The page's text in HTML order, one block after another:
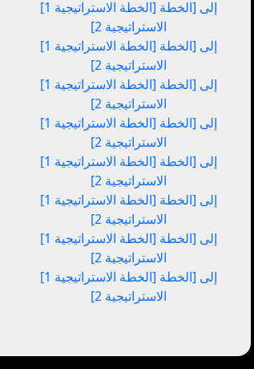
[الخطة الاستراتيجية 1] إلى [الخطة
الاستراتيجية 2]
[الخطة الاستراتيجية 1] إلى [الخطة
الاستراتيجية 2]
[الخطة الاستراتيجية 1] إلى [الخطة
الاستراتيجية 2]
[الخطة الاستراتيجية 1] إلى [الخطة
الاستراتيجية 2]
[الخطة الاستراتيجية 1] إلى [الخطة
الاستراتيجية 2]
[الخطة الاستراتيجية 1] إلى [الخطة
الاستراتيجية 2]
[الخطة الاستراتيجية 1] إلى [الخطة
الاستراتيجية 2]
[الخطة الاستراتيجية 1] إلى [الخطة
الاستراتيجية 2]